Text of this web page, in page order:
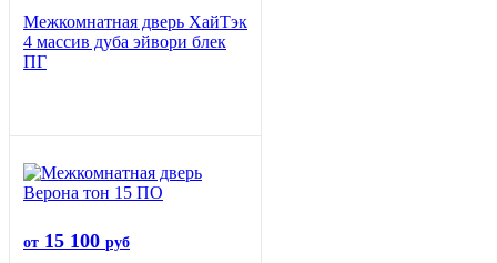
Межкомнатная дверь ХайТэк
4 массив дуба эйвори блек
ПГ
от 15 100 руб